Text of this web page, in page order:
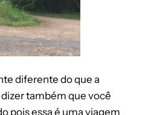
diferente do que a
também que você
pois essa é uma viagem